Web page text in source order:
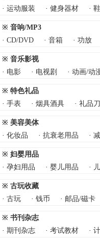
· 运动服装 · 健身器材 ·
※ 音响/MP3
· CD/DVD · 音箱 · 功放
※ 音乐影视
· 电影 · 电视剧 · 动画/动
※ 特色礼品
· 手表 · 烟具酒具 · 礼品
※ 美容美体
· 化妆品 · 抗衰老用品 ·
※ 妇婴用品
· 孕妇用品 · 婴儿用品 ·
※ 古玩收藏
· 古玩 · 钱币 · 邮品/磁卡
※ 书刊杂志
· 期刊杂志 · 考试教材 ·